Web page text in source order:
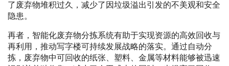
了废弃物堆积过久，减少了因垃圾溢出引发的不美观和安全
隐患。
再者，智能化废弃物分拣系统有助于实现资源的高效回收与
再利用，推动写字楼可持续发展战略的落实。通过自动分
拣，废弃物中可回收的纸张、塑料、金属等材料能够被迅速